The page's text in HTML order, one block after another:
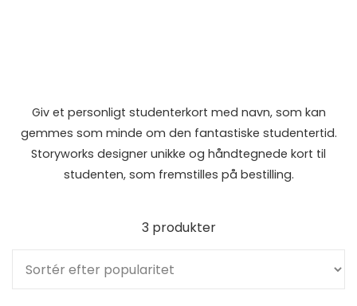
Giv et personligt studenterkort med navn, som kan
gemmes som minde om den fantastiske studentertid.
Storyworks designer unikke og håndtegnede kort til
studenten, som fremstilles på bestilling.
3 produkter